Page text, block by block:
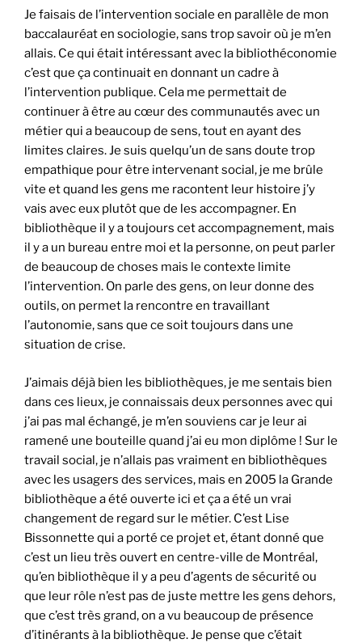
Je faisais de l’intervention sociale en parallèle de mon
baccalauréat en sociologie, sans trop savoir où je m’en
allais. Ce qui était intéressant avec la bibliothéconomie
c’est que ça continuait en donnant un cadre à
l’intervention publique. Cela me permettait de
continuer à être au cœur des communautés avec un
métier qui a beaucoup de sens, tout en ayant des
limites claires. Je suis quelqu’un de sans doute trop
empathique pour être intervenant social, je me brûle
vite et quand les gens me racontent leur histoire j’y
vais avec eux plutôt que de les accompagner. En
bibliothèque il y a toujours cet accompagnement, mais
il y a un bureau entre moi et la personne, on peut parler
de beaucoup de choses mais le contexte limite
l’intervention. On parle des gens, on leur donne des
outils, on permet la rencontre en travaillant
l’autonomie, sans que ce soit toujours dans une
situation de crise.
J’aimais déjà bien les bibliothèques, je me sentais bien
dans ces lieux, je connaissais deux personnes avec qui
j’ai pas mal échangé, je m’en souviens car je leur ai
ramené une bouteille quand j’ai eu mon diplôme ! Sur le
travail social, je n’allais pas vraiment en bibliothèques
avec les usagers des services, mais en 2005 la Grande
bibliothèque a été ouverte ici et ça a été un vrai
changement de regard sur le métier. C’est Lise
Bissonnette qui a porté ce projet et, étant donné que
c’est un lieu très ouvert en centre-ville de Montréal,
qu’en bibliothèque il y a peu d’agents de sécurité ou
que leur rôle n’est pas de juste mettre les gens dehors,
que c’est très grand, on a vu beaucoup de présence
d’itinérants à la bibliothèque. Je pense que c’était